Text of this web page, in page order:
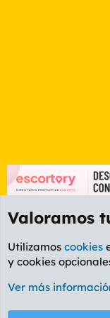
Foro General
Cookies
PL
Valoramos
Utilizamos cookies
y cookies
Ver más